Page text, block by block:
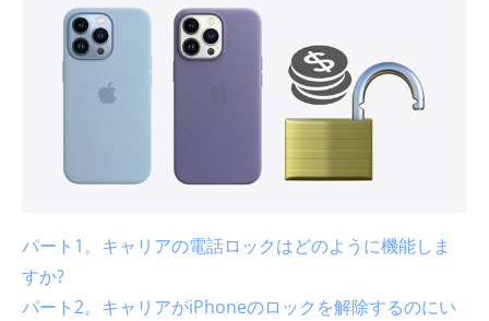
パート1。キャリアの電話ロックはどのように機能しま
すか?
パート2。キャリアがiPhoneのロックを解除するのにい